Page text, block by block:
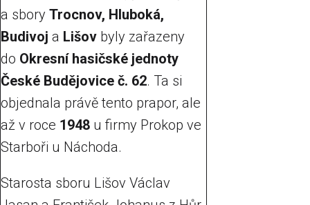
a sbory Trocnov, Hluboká,
Budivoj a Lišov byly zařazeny
do Okresní hasičské jednoty
České Budějovice č. 62. Ta si
objednala právě tento prapor, ale
až v roce 1948 u firmy Prokop ve
Starboři u Náchoda.
Starosta sboru Lišov Václav